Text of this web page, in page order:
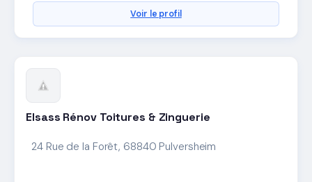
Voir le profil
Elsass Rénov Toitures & Zinguerie
24 Rue de la Forêt, 68840 Pulversheim